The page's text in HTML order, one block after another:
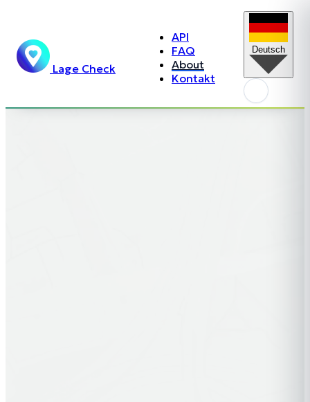
Lage Check
API
FAQ
About
Kontakt
Deutsch